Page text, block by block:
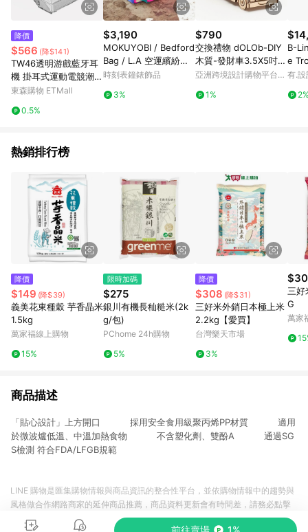
降價
$566 (降$141)
TW46透明游戲藍牙耳
機 掛耳式運動電競潮玩
無線TWS 藍牙殼料工
東森購物 ETMall
0.5%
$3,190
MOKUYOBI / Bedford
Bag / L.A 空運繽紛多
功能筆電手提後背包 -
時刻表鐘錶飾品
3%
$790
交換禮物 dOLOb-DIY
木質-發財車3.5X5吋相
框+撲滿(中)
亞洲跨境設計購物平台
1%
B-
e
尺寸
有.
熱銷排行榜
降價
$149 (降$39)
義美花東種穀 芋香晶米
1.5kg
萬家福線上購物
15%
限時加碼
$275
銀川有機長秈糙米(2k
g/包)
PChome 24h購物
5%
降價
$308 (降$31)
三好米外銷日本極上米
2.2kg【愛買】
台灣樂天市場
3%
三好
G
萬家
商品描述
「貼心設計」上方開口 採用安全食用級聚丙烯PP材質 適用
於微波爐低溫、中溫加熱食物 不含塑化劑、雙酚A 通過SG
S檢測 符合FDA/LFGB規範
前往賣場 1%
LINE 購物是匯集購物情報與商品資訊的整合性平台，並依購物情報中的趨勢與
風格做合作網路商家的延伸商品推薦，商品資料更新會有時間差，請務必點擊
商品至各合作網路商家，確認現售價與購物條件，一切資訊以合作廠商網頁為